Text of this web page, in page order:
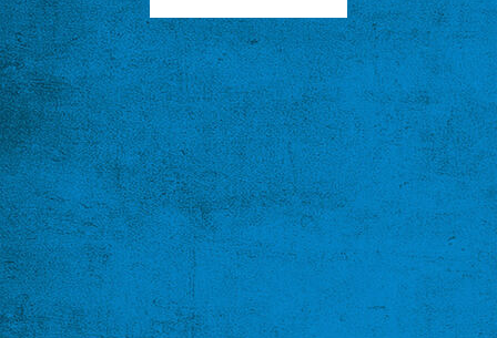
Referenzen
Datenschutz
Impressum